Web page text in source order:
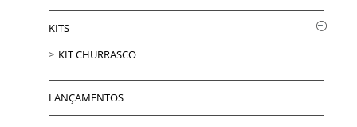
KITS
KIT CHURRASCO
LANÇAMENTOS